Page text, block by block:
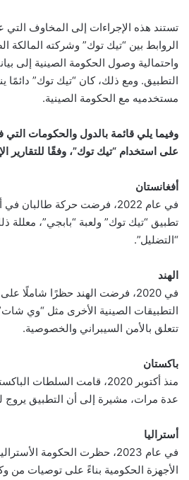
تستند هذه الإجراءات إلى المخاوف
الروابط بين “تيك توك” وشركته المالكة
واحتمالية وصول الحكومة الصينية إلى
التطبيق. ومع ذلك، كان “تيك توك” دائمًا
مستخدميه مع الحكومة الصينية.
وفيما يلي قائمة بالدول والحكومات
على استخدام “تيك توك”، وفقًا للتقارير
أفغانستان
في عام 2022، فرضت حركة
تطبيق “تيك توك” ولعبة “بابجي”، معللة
“التضليل”.
الهند
في 2020، فرضت الهند حظرًا شاملًا
التطبيقات الصينية الأخرى مثل “وي
تتعلق بالأمن السيبراني والخصوصية.
باكستان
منذ أكتوبر 2020، قامت
عدة مرات، مشيرة إلى أن التطبيق يروج
أستراليا
في عام 2023، حظرت الحكومة
الأجهزة الحكومية بناءً على توصيات من